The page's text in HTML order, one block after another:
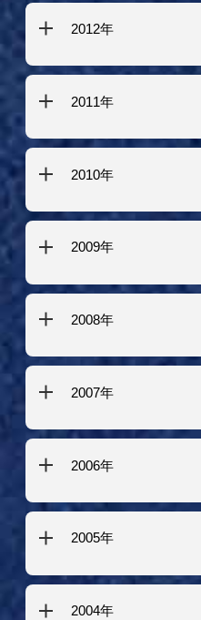
2012年
2011年
2010年
2009年
2008年
2007年
2006年
2005年
2004年